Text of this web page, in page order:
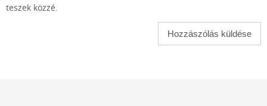
teszek közzé.